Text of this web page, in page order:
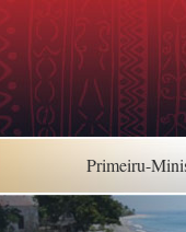
Primeiru-